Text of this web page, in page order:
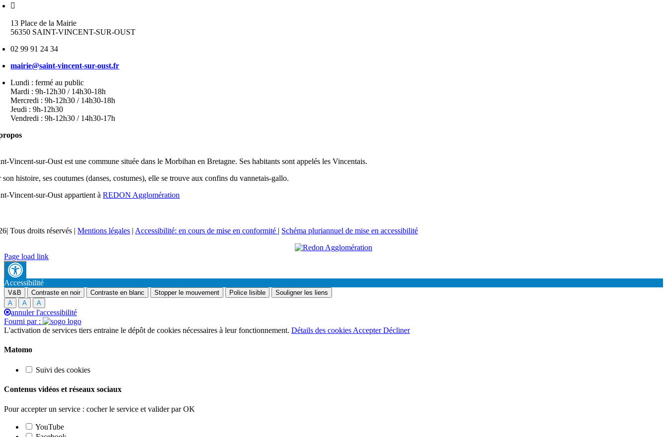
13 Place de la Mairie
56350 SAINT-VINCENT-SUR-OUST
02 99 91 24 34
mairie@saint-vincent-sur-oust.fr
Lundi : fermé au public
Mardi : 9h-12h30 / 14h30-18h
Mercredi : 9h-12h30 / 14h30-18h
Jeudi : 9h-12h30
Vendredi : 9h-12h30 / 14h30-17h
Vincent-sur-Oust est une commune située dans le Morbihan en Bretagne. Ses habitants sont appelés les Vincentais.
son histoire, ses coutumes (danses, costumes), elle se trouve aux confins du vannetais-gallo.
Vincent-sur-Oust appartient àREDON Agglomération
Tous droits réservés |Mentions légales | Accessibilité: en cours de mise en conformité | Schéma pluriannuel de mise en accessibilité
Page load link
Accessibilité
V&B Contraste en noir Contraste en blanc Stopper le mouvement Police lisible
Souligner les liens
A
A A
annuler l'accessibilité
Fourni par :
L'activation de services tiers entraine le dépôt de cookies nécessaires à leur fonctionnement. Détails des cookies AccepterDécliner
Matomo
Suivi des cookies
Contenus vidéos et réseaux sociaux
Pour accepter un service : cocher le service et valider par OK
YouTube